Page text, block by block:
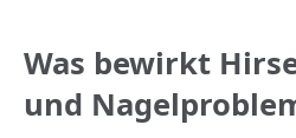
Was bewirkt
und